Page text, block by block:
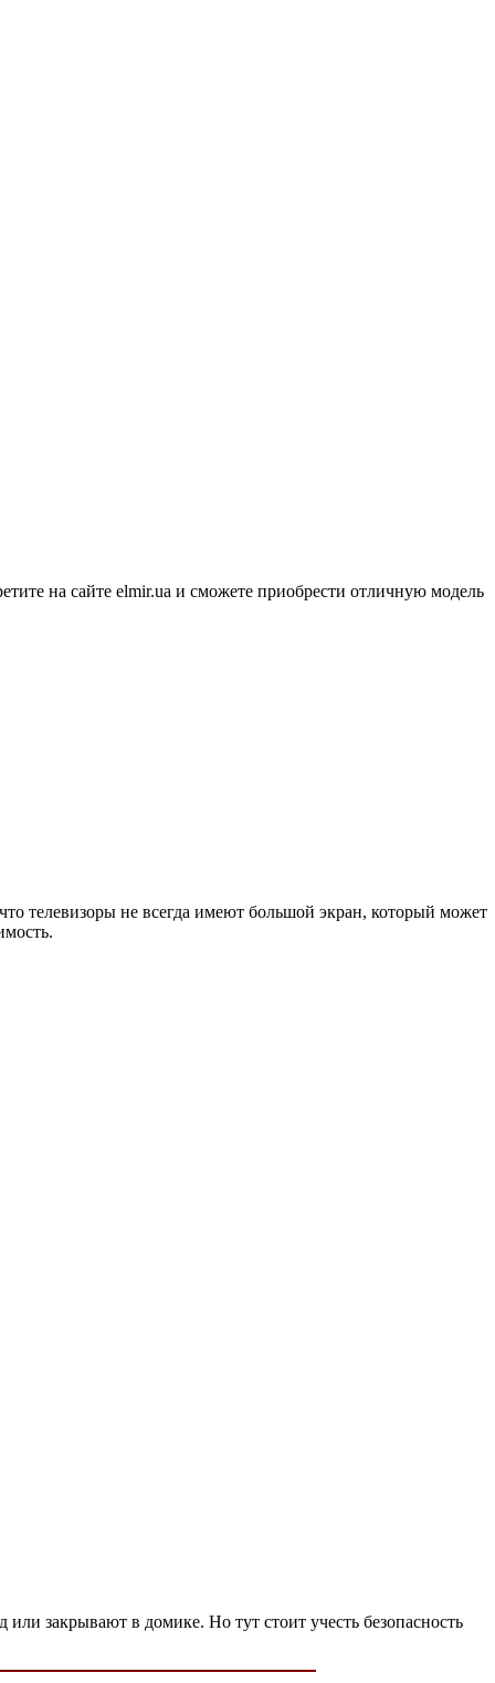
на сайте elmir.ua и сможете приобрести отличную модель
телевизоры не всегда имеют большой экран, который может
закрывают в домике. Но тут стоит учесть безопасность